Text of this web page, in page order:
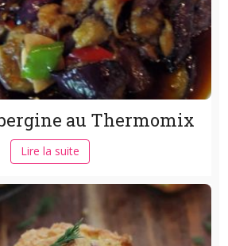
au Thermomix
Lire la suite